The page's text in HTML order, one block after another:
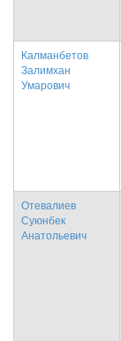
Калманбетов
Залимхан
Умарович
Отевалиев
Суюнбек
Анатольевич